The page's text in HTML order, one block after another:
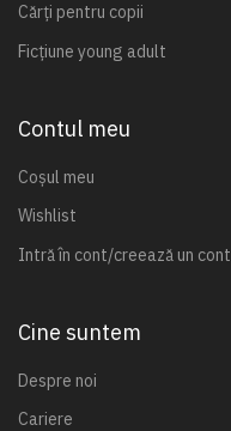
Cărți pentru copii
Ficțiune young adult
Contul meu
Coșul meu
Wishlist
Intră în cont/creează un cont
Cine suntem
Despre noi
Cariere